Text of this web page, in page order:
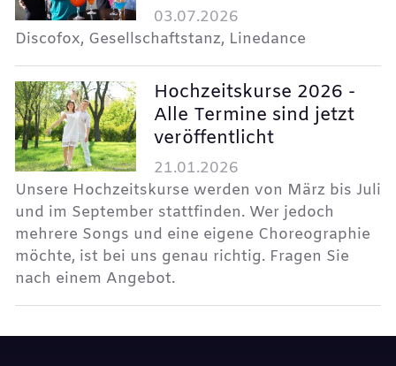
03.07.2026
Discofox, Gesellschaftstanz, Linedance
Hochzeitskurse 2026 -
Alle Termine sind jetzt
veröffentlicht
21.01.2026
Unsere Hochzeitskurse werden von März bis Juli
und im September stattfinden. Wer jedoch
mehrere Songs und eine eigene Choreographie
möchte, ist bei uns genau richtig. Fragen Sie
nach einem Angebot.